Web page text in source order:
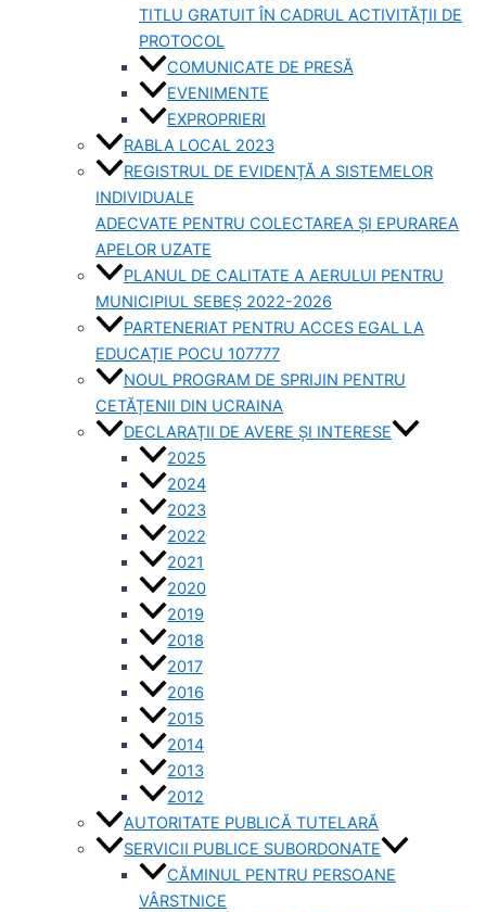
TITLU GRATUIT ÎN CADRUL ACTIVITĂȚII DE
PROTOCOL
COMUNICATE DE PRESĂ
EVENIMENTE
EXPROPRIERI
RABLA LOCAL 2023
REGISTRUL DE EVIDENȚĂ A SISTEMELOR
INDIVIDUALE
ADECVATE PENTRU COLECTAREA ȘI EPURAREA
APELOR UZATE
PLANUL DE CALITATE A AERULUI PENTRU
MUNICIPIUL SEBEȘ 2022-2026
PARTENERIAT PENTRU ACCES EGAL LA
EDUCAȚIE POCU 107777
NOUL PROGRAM DE SPRIJIN PENTRU
CETĂȚENII DIN UCRAINA
DECLARAȚII DE AVERE ȘI INTERESE
2025
2024
2023
2022
2021
2020
2019
2018
2017
2016
2015
2014
2013
2012
AUTORITATE PUBLICĂ TUTELARĂ
SERVICII PUBLICE SUBORDONATE
CĂMINUL PENTRU PERSOANE
VÂRSTNICE